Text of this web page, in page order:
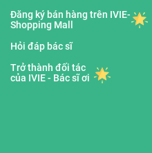
Đăng ký bán hàng trên IVIE-
Shopping Mall
Hỏi đáp bác sĩ
Trở thành đối tác
của IVIE - Bác sĩ ơi